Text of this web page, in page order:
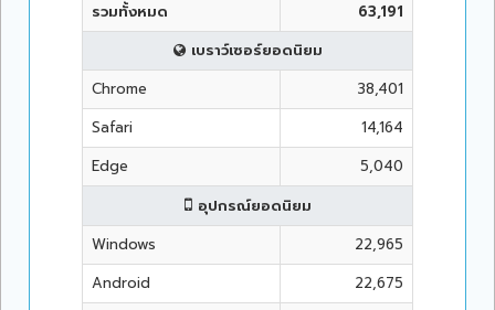
รวมทั้งหมด
63,191
เบราว์เซอร์ยอดนิยม
Chrome
38,401
Safari
14,164
Edge
5,040
อุปกรณ์ยอดนิยม
Windows
22,965
Android
22,675